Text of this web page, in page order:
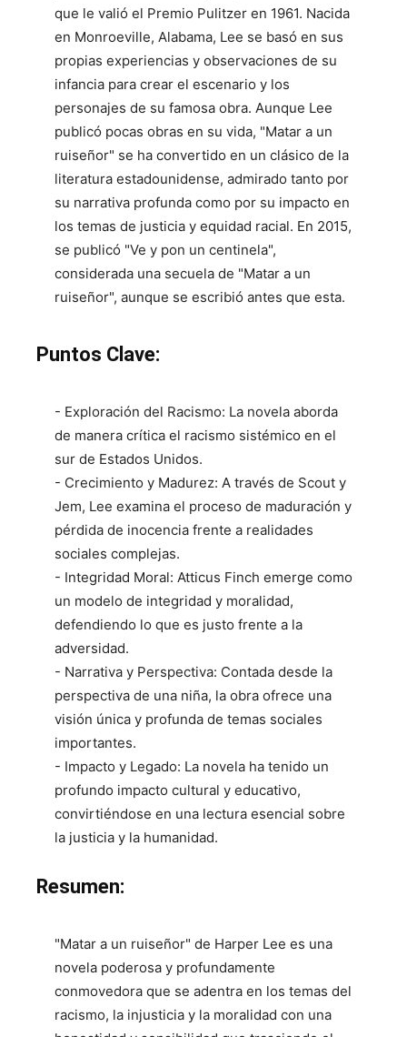
que le valió el Premio Pulitzer en 1961. Nacida
en Monroeville, Alabama, Lee se basó en sus
propias experiencias y observaciones de su
infancia para crear el escenario y los
personajes de su famosa obra. Aunque Lee
publicó pocas obras en su vida, "Matar a un
ruiseñor" se ha convertido en un clásico de la
literatura estadounidense, admirado tanto por
su narrativa profunda como por su impacto en
los temas de justicia y equidad racial. En 2015,
se publicó "Ve y pon un centinela",
considerada una secuela de "Matar a un
ruiseñor", aunque se escribió antes que esta.
Puntos Clave:
- Exploración del Racismo: La novela aborda
de manera crítica el racismo sistémico en el
sur de Estados Unidos.
- Crecimiento y Madurez: A través de Scout y
Jem, Lee examina el proceso de maduración y
pérdida de inocencia frente a realidades
sociales complejas.
- Integridad Moral: Atticus Finch emerge como
un modelo de integridad y moralidad,
defendiendo lo que es justo frente a la
adversidad.
- Narrativa y Perspectiva: Contada desde la
perspectiva de una niña, la obra ofrece una
visión única y profunda de temas sociales
importantes.
- Impacto y Legado: La novela ha tenido un
profundo impacto cultural y educativo,
convirtiéndose en una lectura esencial sobre
la justicia y la humanidad.
Resumen:
"Matar a un ruiseñor" de Harper Lee es una
novela poderosa y profundamente
conmovedora que se adentra en los temas del
racismo, la injusticia y la moralidad con una